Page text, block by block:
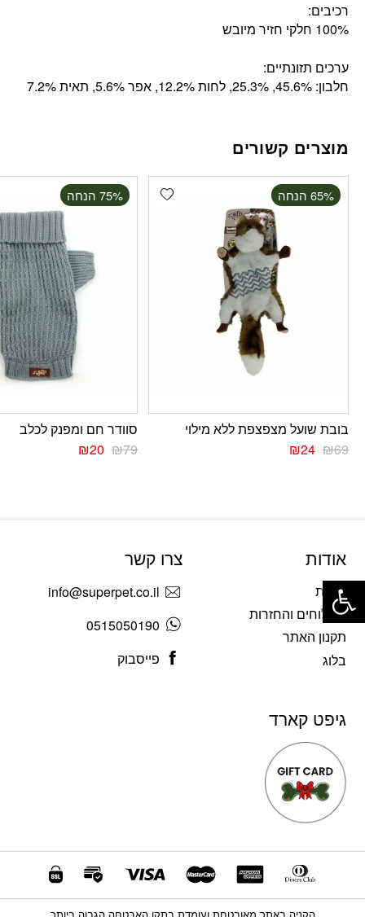
רכיבים:
100% חלקי חזיר מיובש
ערכים תזונתיים:
חלבון: 45.6%, 25.3%, לחות 12.2%, אפר 5.6%, תאית 7.2%
מוצרים קשורים
Add wishlist ‫65% הנחה
בובת שועל מצפצפת ללא מילוי
₪69
₪24
‫75% הנחה
סוודר חם ומפנק לכלב
₪79
₪20
אודות
אודות
משלוחים והחזרות
תקנון האתר
בלוג
צרו קשר
info@superpet.co.il
0515050190
פייסבוק
גיפט קארד
פתח סרגל נגישות